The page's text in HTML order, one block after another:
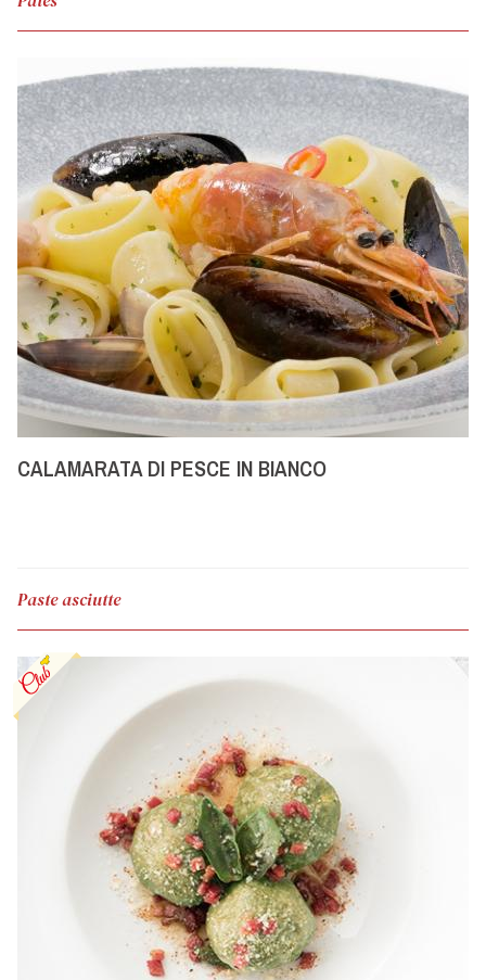
CALAMARATA DI PESCE IN BIANCO
Paste asciutte